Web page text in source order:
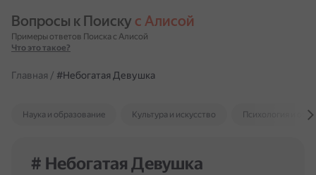
Вопросы к Поиску с Алисой
Примеры ответов Поиска с Алисой
Что это такое?
Главная / #Небогатая Девушка
Наука и образование Культура и искусство Психология и
# Небогатая Девушка